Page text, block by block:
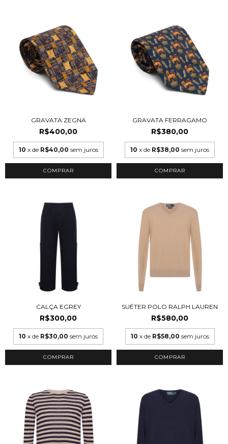
GRAVATA ZEGNA
R$400,00
10 x de R$40,00 sem juros
GRAVATA FERRAGAMO
R$380,00
10 x de R$38,00 sem juros
CALÇA EGREY
R$300,00
10 x de R$30,00 sem juros
COMPRAR
SUÉTER POLO RALPH LAUREN
R$580,00
10 x de R$58,00 sem juros
COMPRAR